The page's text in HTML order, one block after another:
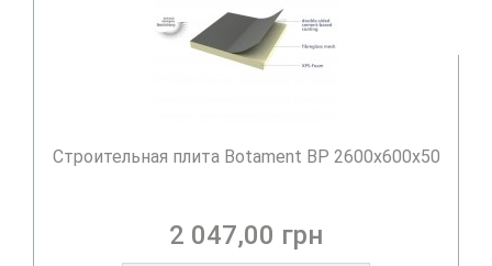
Строительная плита Botament BP 2600x600x50
2 047,00 грн